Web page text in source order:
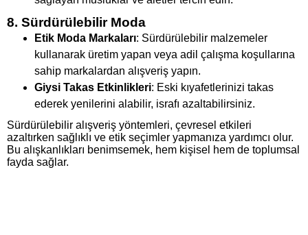
8. Sürdürülebilir Moda
Etik Moda Markaları: Sürdürülebilir malzemeler
kullanarak üretim yapan veya adil çalışma koşullarına
sahip markalardan alışveriş yapın.
Giysi Takas Etkinlikleri: Eski kıyafetlerinizi takas
ederek yenilerini alabilir, israfı azaltabilirsiniz.
Sürdürülebilir alışveriş yöntemleri, çevresel etkileri
azaltırken sağlıklı ve etik seçimler yapmanıza yardımcı olur.
Bu alışkanlıkları benimsemek, hem kişisel hem de toplumsal
fayda sağlar.